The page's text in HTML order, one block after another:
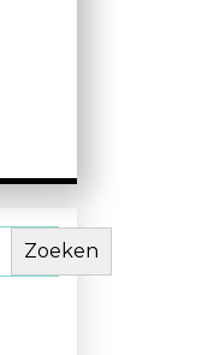
Zoeken